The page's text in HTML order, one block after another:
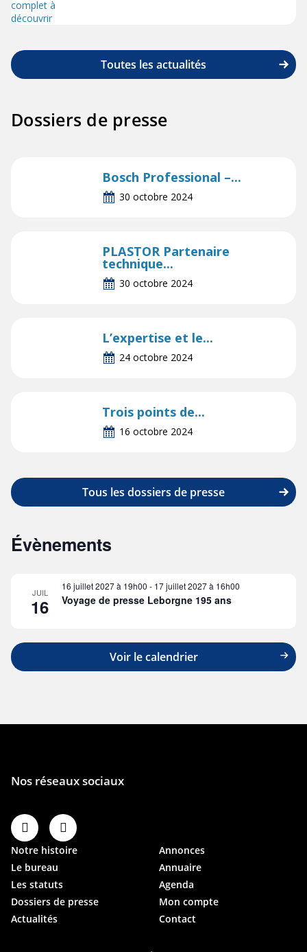
Toutes les actualités
Dossiers de presse
Bosch Professional –...
30 octobre 2024
PLASTOR Partenaire
technique...
30 octobre 2024
L’expertise et le...
24 octobre 2024
Trois points de...
16 octobre 2024
Tous les dossiers de presse
Évènements
JUIL
16
16 juillet 2027 à 19h00 - 17 juillet 2027 à 16h00
Voyage de presse Leborgne 195 ans
Voir le calendrier
Notre histoire
Le bureau
Les statuts
Dossiers de presse
Actualités
Annonces
Annuaire
Agenda
Mon compte
Contact